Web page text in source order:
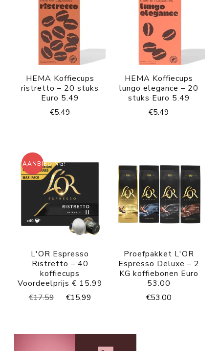
HEMA Koffiecups
ristretto – 20 stuks
Euro 5.49
€5.49
HEMA Koffiecups
lungo elegance – 20
stuks Euro 5.49
€5.49
AANBIEDING!
L'OR Espresso
Ristretto – 40
koffiecups
Voordeelprijs € 15.99
€17.59
Oorspronkelijke
€15.99
Proefpakket L'OR
Espresso Deluxe – 2
KG koffiebonen Euro
53.00
€53.00